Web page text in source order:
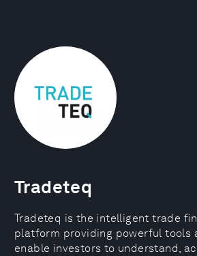
Tradeteq
Tradeteq is the intelligent trade
platform providing powerful tools
enable investors to understand,